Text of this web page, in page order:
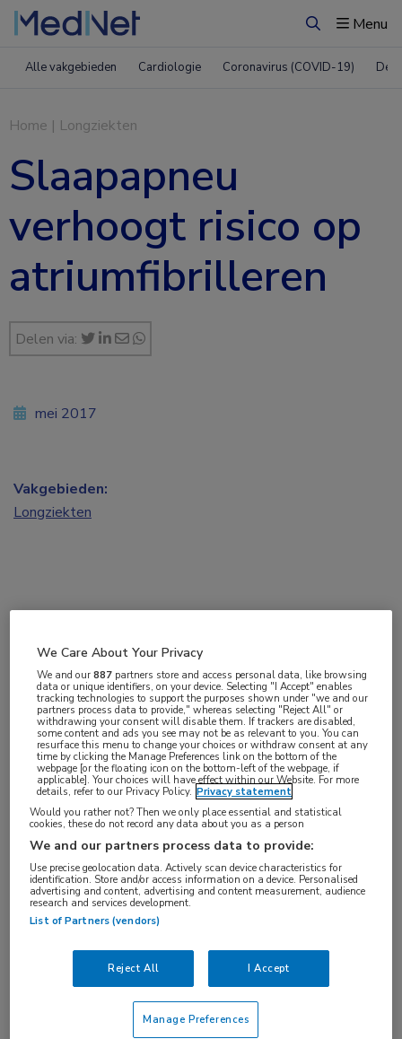
ZoekenMenu
Alle vakgebieden Cardiologie Coronavirus (COVID-19)
Home | Longziekten
Slaapapneu
verhoogt risico op
atriumfibrilleren
Delen via:
mensen met mogelijk obstructieve slaapapneu
blijkt een lage zuurstofsaturatie tijdens de slaap
een sterke onafhankelijke voorspeller te zijn voor
een ziekenhuisopname vanwege atriumfibrilleren.
Deze bevinding ondersteunt een mogelijk causaal
verband tussen obstructieve slaapapneu,
nachtelijke hypoxie en de ontwikkeling van
atriumfibrilleren. Verschillende biologische
mechanismen kunnen hieraan ten grondslag
liggen, zoals oxidatieve stress, verhoogde
sympathische activiteit, metabolische afwijkingen
Ruim 8.200 volwassenen met een verdenking op
obstructieve slaapapneu werden opgenomen in het
cohort. De gemiddelde leeftijd was 47 jaar, 62%
mei 2017
Vakgebieden:
Longziekten
We Care About Your Privacy
We and our887 partners store and access personal data, like browsing
data or unique identifiers, on your device. Selecting "I Accept" enables
tracking technologies to support the purposes shown under "we and our
partners process data to provide," whereas selecting "Reject All" or
withdrawing your consent will disable them. If trackers are disabled,
some content and ads you see may not be as relevant to you. You can
resurface this menu to change your choices or withdraw consent at any
time by clicking the Manage Preferences link on the bottom of the
webpage [or the floating icon on the bottom-left of the webpage, if
applicable]. Your choices will have effect within our Website. For more
details, refer to our Privacy Policy. Privacy statement
Would you rather not? Then we only place essential and statistical
cookies, these do not record any data about you as a person
We and our partners process data to provide:
Use precise geolocation data. Actively scan device characteristics for
identification. Store and/or access information on a device. Personalised
advertising and content, advertising and content measurement, audience
research and services development.
List of Partners (vendors)
Reject All I Accept
Manage Preferences